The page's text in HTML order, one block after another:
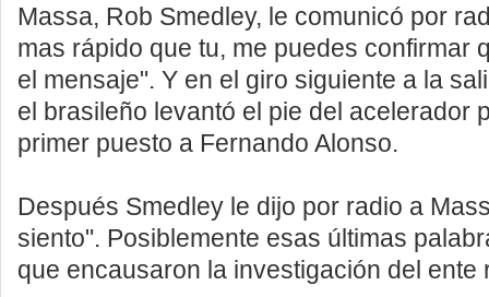
Massa, Rob Smedley, le comunicó por
mas rápido que tu, me puedes confirmar
el mensaje". Y en el giro siguiente a la
el brasileño levantó el pie del acelerador
primer puesto a Fernando Alonso.
Después Smedley le dijo por radio a
siento". Posiblemente esas últimas
que encausaron la investigación del ente